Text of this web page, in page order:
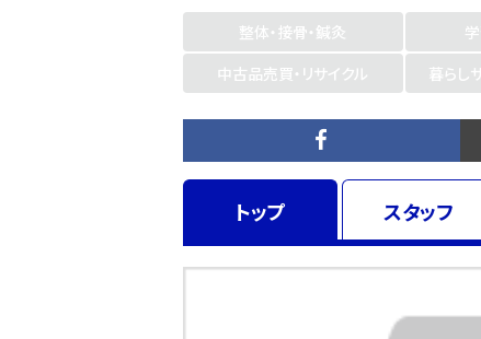
整体・接骨・鍼灸
中古品売買・リサイクル
暮らし
トップ スタッフ